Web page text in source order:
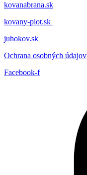
kovanabrana.sk
kovany-plot.sk
juhokov.sk
Ochrana osobných údajov
Facebook-f